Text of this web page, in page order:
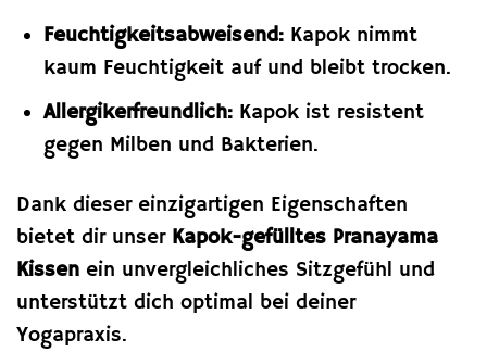
Feuchtigkeitsabweisend:Kapok nimmt
kaum Feuchtigkeit auf und bleibt trocken.
Allergikerfreundlich:Kapok ist resistent
gegen Milben und Bakterien.
Dank dieser einzigartigen Eigenschaften
bietet dir unser Kapok-gefülltes Pranayama
Kissen ein unvergleichliches Sitzgefühl und
unterstützt dich optimal bei deiner
Yogapraxis.